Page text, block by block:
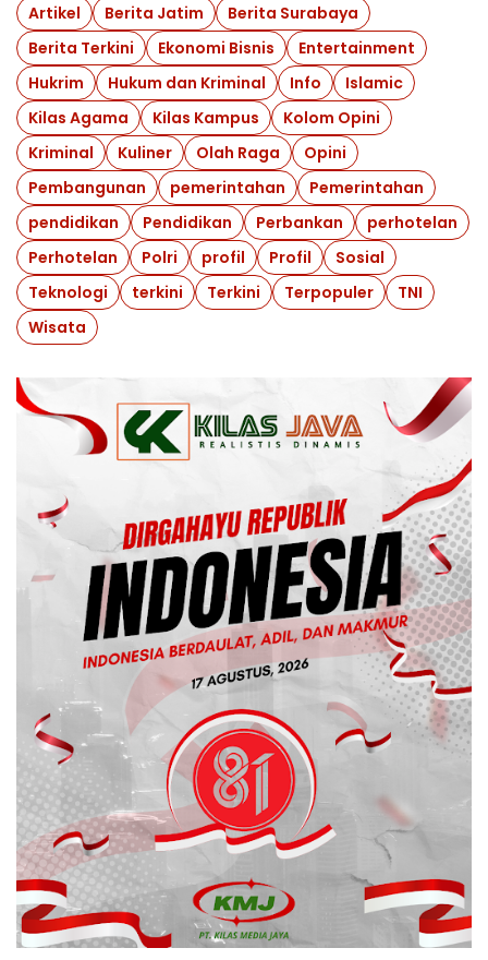
Artikel Berita Jatim
Berita Surabaya
Berita Terkini
Ekonomi Bisnis
Entertainment
Hukrim
Hukum dan Kriminal Info
Islamic
Kilas Agama
Kilas Kampus
Kolom Opini
Kriminal
Kuliner Olah Raga
Opini
Pembangunan
pemerintahan
Pemerintahan
pendidikan
Pendidikan Perbankan
perhotelan
Perhotelan
Polri profil Profil
Sosial
Teknologi
terkini Terkini Terpopuler
TNI
Wisata